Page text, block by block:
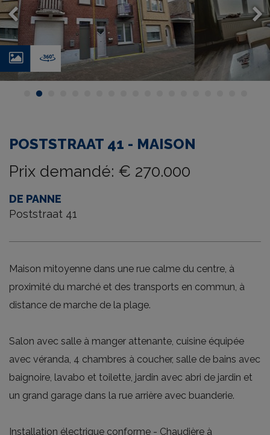
Photos Virtual
POSTSTRAAT 41 - MAISON
Prix demandé: € 270.000
DE PANNE
Poststraat 41
Maison mitoyenne dans une rue calme du centre, à
proximité du marché et des transports en commun, à
distance de marche de la plage.
Salon avec salle à manger attenante, cuisine équipée
avec véranda, 4 chambres à coucher, salle de bains avec
baignoire, lavabo et toilette, jardin avec abri de jardin et
un grand garage dans la rue arrière avec buanderie.
Installation électrique conforme - Chaudière à